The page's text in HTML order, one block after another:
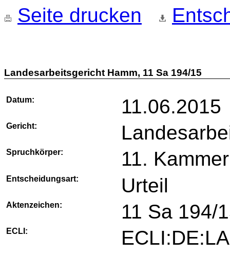
Seite drucken
Landesarbeitsgericht Hamm, 11 Sa 194/15
Datum: 11.06.2015
Gericht:
Spruchkörper: 11. Kammer
Entscheidungsart: Urteil
Aktenzeichen: 11 Sa 194/
ECLI: